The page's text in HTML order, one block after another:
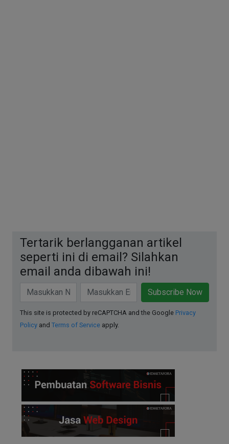
Tertarik berlangganan artikel
seperti ini di email? Silahkan
email anda dibawah ini!
Subscribe Now
This site is protected by reCAPTCHA and the Google Privacy
Policy and Terms of Service apply.